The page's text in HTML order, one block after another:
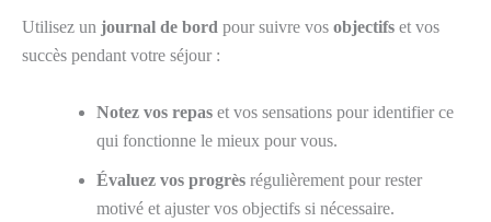
Utilisez un journal de bord pour suivre vos objectifs et vos
succès pendant votre séjour :
Notez vos repas et vos sensations pour identifier ce
qui fonctionne le mieux pour vous.
Évaluez vos progrès régulièrement pour rester
motivé et ajuster vos objectifs si nécessaire.